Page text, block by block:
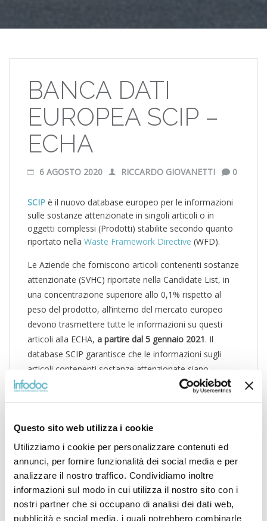
Questo sito web utilizza i cookie
Utilizziamo i cookie per personalizzare contenuti ed
annunci, per fornire funzionalità dei social media e per
analizzare il nostro traffico. Condividiamo inoltre
informazioni sul modo in cui utilizza il nostro sito con i
nostri partner che si occupano di analisi dei dati web,
pubblicità e social media, i quali potrebbero combinarle
BANCA DATI
EUROPEA SCIP –
ECHA
6 AGOSTO 2020 RICCARDO GIOVANETTI 0
SCIP è il nuovo database europeo per le informazioni
sulle sostanze attenzionate in singoli articoli o in
oggetti complessi (Prodotti) stabilite secondo quanto
riportato nella Waste Framework Directive (WFD).
Le Aziende che forniscono articoli contenenti sostanze
attenzionate (SVHC) riportate nella Candidate List, in
una concentrazione superiore allo 0,1% rispetto al
peso del prodotto, all’interno del mercato europeo
devono trasmettere tutte le informazioni su questi
articoli alla ECHA, a partire dal 5 gennaio 2021. Il
database SCIP garantisce che le informazioni sugli
articoli contenenti sostanze attenzionate siano
disponibili durante l’intero ciclo di vita di prodotti e
disponibili ai consumatori ed agli operatori addetti allo
smaltimento dei rifiuti.
Infodoc in partnership conTotal Parts Plus, Inc.è in
grado di fornire unservizio di raccolta dati presso i
costruttori sotto forma di attività a progetto, al fine di
verificare oltre che lo stato alla produzione (attivo o